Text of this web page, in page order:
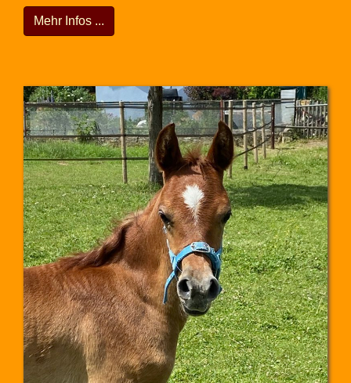
Mehr Infos ...